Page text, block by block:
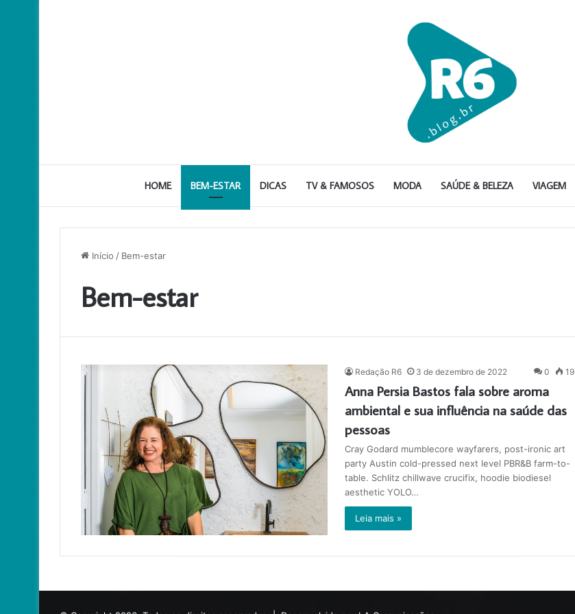
HOME BEM-ESTAR DICAS TV & FAMOSOS MODA SAÚDE & BELEZA VIAGEM
Início / Bem-estar
Bem-estar
Redação R6 3 de dezembro de 2022 0 19
Anna Persia Bastos fala sobre aroma
ambiental e sua influência na saúde das
pessoas
Cray Godard mumblecore wayfarers, post-ironic art
party Austin cold-pressed next level PBR&B farm-to-
table. Schlitz chillwave crucifix, hoodie biodiesel
aesthetic YOLO…
Leia mais »